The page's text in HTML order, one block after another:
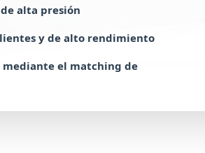
alta presión
y de alto rendimiento
el matching de